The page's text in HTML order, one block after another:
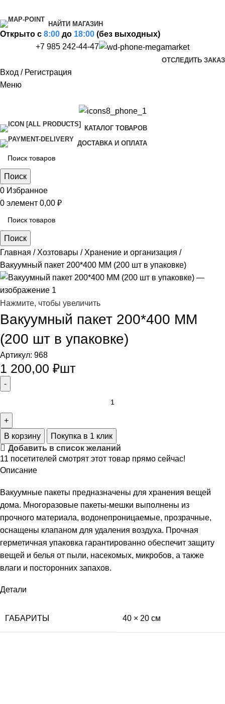
НАЙТИ МАГАЗИН
Открыто c 8:00 до 18:00 (без выходных)
+7 985 242-44-47
ОТСЛЕДИТЬ ЗАКАЗ
Вход / Регистрация
Меню
КАТАЛОГ ТОВАРОВ
ДОСТАВКА И ОПЛАТА
Поиск
0 Избранное
0 элемент 0,00 ₽
Поиск
Главная
Хозтовары
Хранение и организация
Вакуумный пакет 200*400 ММ (200 шт в упаковке)
Нажмите, чтобы увеличить
Вакуумный пакет 200*400 ММ
(200 шт в упаковке)
Артикул: 968
1 200,00 ₽шт
В корзину
Покупка в 1 клик
Добавить в список желаний
11 посетителей смотрят этот товар прямо сейчас!
Описание
Вакуумные пакеты предназначены для хранения вещей
дома. Многоразовые пакеты-мешки выполнены из
прочного материала, водонепроницаемые, прозрачные,
оснащены клапаном для удаления воздуха. Прочная
герметичная упаковка гарантированно обеспечит защиту
вещей и белья от пыли, насекомых, микробов, а также
влаги и посторонних запахов.
Детали
ГАБАРИТЫ 40 × 20 см